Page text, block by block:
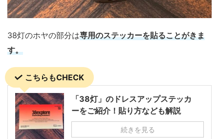
38灯のホヤの部分は専用のステッカーを貼ることがきま
す。
こちらもCHECK
「38灯」のドレスアップステッカ
ーをご紹介！貼り方なども解説
続きを見る